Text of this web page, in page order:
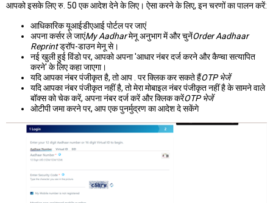
आपको इसके लिए रु. 50 एक आदेश देने के लिए। ऐसा करने के लिए, इन चरणों का पालन करें:
आधिकारिक यूआईडीएआई पोर्टल पर जाएं
अपना कर्सर ले जाएंMy Aadharमेनू अनुभाग में और चुनेंOrder Aadhaar
Reprintड्रॉप-डाउन मेनू से।
नई खुली हुई विंडो पर, आपको अपना 'आधार नंबर दर्ज करने और कैप्चा सत्यापित
करने' के लिए कहा जाएगा।
यदि आपका नंबर पंजीकृत है, तो आप . पर क्लिक कर सकते हैंOTP भेजें
यदि आपका नंबर पंजीकृत नहीं है, तो मेरा मोबाइल नंबर पंजीकृत नहीं है के सामने वाले
बॉक्स को चेक करें, अपना नंबर दर्ज करें और क्लिक करेंOTP भेजें
ओटीपी जमा करने पर, आप एक पुनर्मुद्रण का आदेश दे सकेंगे